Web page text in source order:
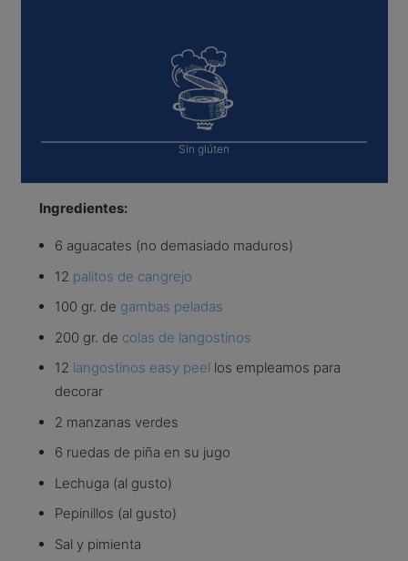
Sin glúten
Ingredientes:
6 aguacates (no demasiado maduros)
12 palitos de cangrejo
100 gr. de gambas peladas
200 gr. de colas de langostinos
12 langostinos easy peel los empleamos para
decorar
2 manzanas verdes
6 ruedas de piña en su jugo
Lechuga (al gusto)
Pepinillos (al gusto)
Sal y pimienta